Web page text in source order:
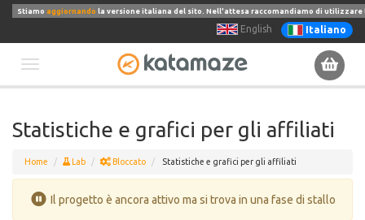
Stiamoaggiornando la versione italiana del sito. Nell'attesa raccomandiamo di utilizzare
English Italiano
navigation
Statistiche e grafici per gli affiliati
Home Lab Bloccato Statistiche e grafici per gli affiliati
Il progetto è ancora attivo ma si trova in una fase di stallo